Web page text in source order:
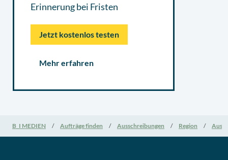
Erinnerung bei Fristen
Jetzt kostenlos testen
Mehr erfahren
B_I MEDIEN Aufträge finden Ausschreibungen Region